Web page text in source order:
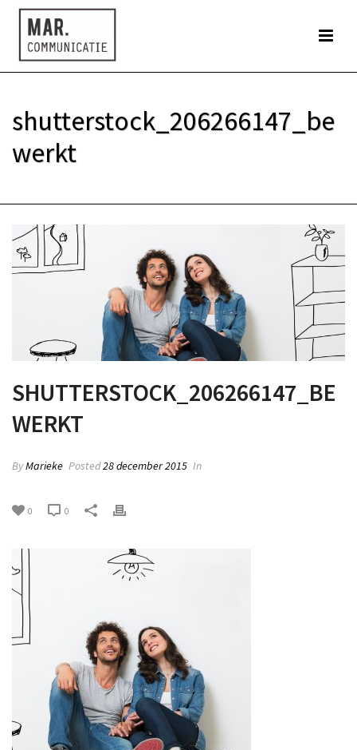
shutterstock_206266147_be
werkt
SHUTTERSTOCK_206266147_BE
WERKT
ByMarieke Posted28 december 2015 In
0 0